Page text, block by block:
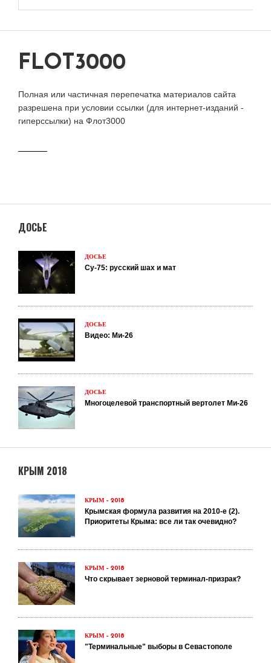
FLOT3000
Полная или частичная перепечатка материалов сайта
разрешена при условии ссылки (для интернет-изданий -
гиперссылки) на Флот3000
ДОСЬЕ
ДОСЬЕ
Су-75: русский шах и мат
ДОСЬЕ
Видео: Ми-26
ДОСЬЕ
Многоцелевой транспортный вертолет Ми-26
КРЫМ 2018
КРЫМ – 2018
Крымская формула развития на 2010-е (2).
Приоритеты Крыма: все ли так очевидно?
КРЫМ – 2018
Что скрывает зерновой терминал-призрак?
КРЫМ – 2018
"Терминальные" выборы в Севастополе